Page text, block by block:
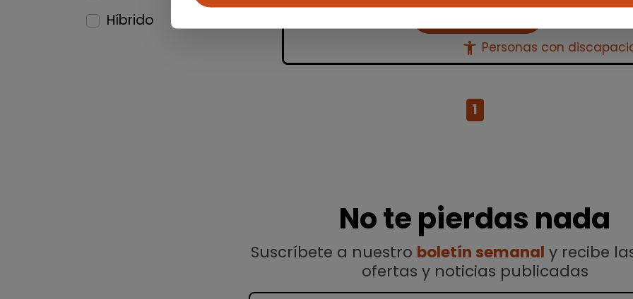
Híbrido
Me interesa
accessibility_new Personas con
1
No te pierdas nada
Suscríbete a nuestro boletín semanal y recibe
ofertas y noticias publicadas